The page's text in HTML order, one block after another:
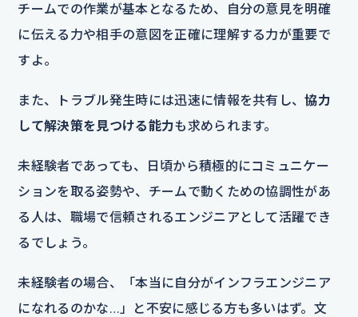
チームでの作業が基本となるため、自分の意見を明確
に伝える力や相手の意図を正確に理解する力が重要で
すよ。
また、トラブル発生時には迅速に情報を共有し、協力
して解決策を見つける能力も求められます。
未経験者であっても、日頃から積極的にコミュニケー
ションを取る姿勢や、チームで動くための協調性があ
る人は、職場で信頼されるエンジニアとして活躍でき
るでしょう。
未経験者の場合、「本当に自分がインフラエンジニア
になれるのかな…」と不安に感じる方も多いはず。文